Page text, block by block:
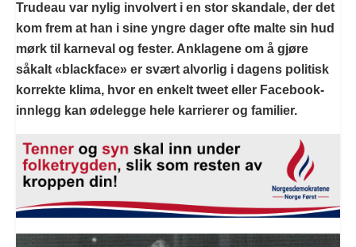
Trudeau var nylig involvert i en stor skandale, der det
kom frem at han i sine yngre dager ofte malte sin hud
mørk til karneval og fester. Anklagene om å gjøre
såkalt «blackface» er svært alvorlig i dagens politisk
korrekte klima, hvor en enkelt tweet eller Facebook-
innlegg kan ødelegge hele karrierer og familier.